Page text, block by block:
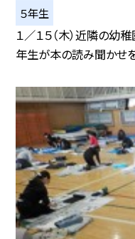
５年生
１／１５（木）近隣の幼
年生が本の読み聞かせ